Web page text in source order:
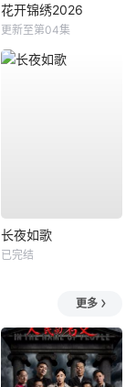
花开锦绣2026
更新至第04集
长夜如歌
已完结
更多